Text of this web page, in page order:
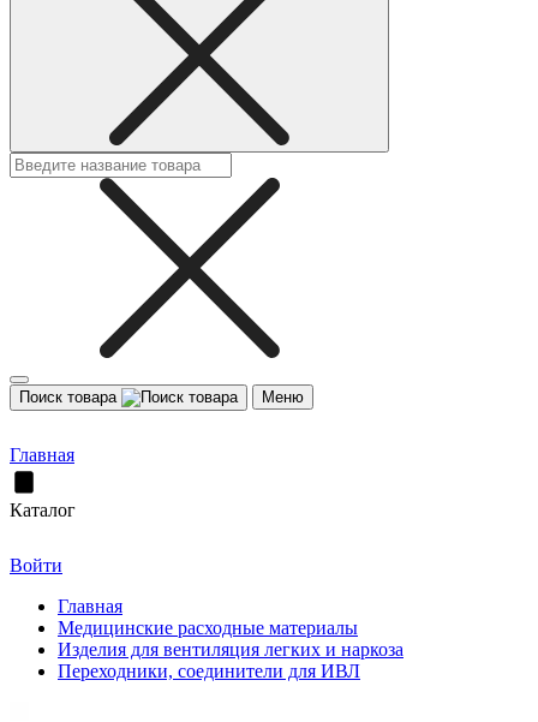
Поиск товара Меню
Главная
Каталог
Войти
Главная
Медицинские расходные материалы
Изделия для вентиляция легких и наркоза
Переходники, соединители для ИВЛ